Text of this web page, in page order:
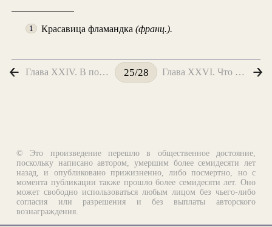
1 Красавица фламандка(франц.).
Глава XXIV. В постели 25/28 Глава XXVI. Что ожидало нас в деревне
© Это произведение перешло в общественное достояние,
поскольку написано автором, умершим более семидесяти лет
назад, и опубликовано прижизненно, либо посмертно, но с
момента публикации также прошло более семидесяти лет. Оно
может свободно использоваться любым лицом без чьего-либо
согласия или разрешения и без выплаты авторского
вознаграждения.